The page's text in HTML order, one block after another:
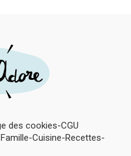
des cookies CGU
Famille Cuisine Recettes